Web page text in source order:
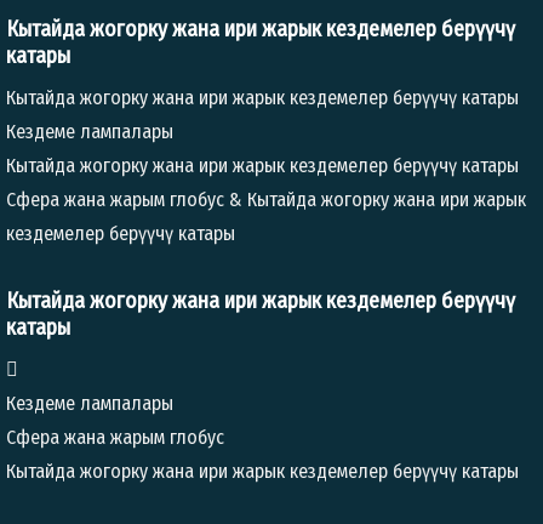
Кытайда жогорку жана ири жарык кездемелер берүүчү
катары
Кытайда жогорку жана ири жарык кездемелер берүүчү катары
Кездеме лампалары
Кытайда жогорку жана ири жарык кездемелер берүүчү катары
Сфера жана жарым глобус & Кытайда жогорку жана ири жарык
кездемелер берүүчү катары
Кытайда жогорку жана ири жарык кездемелер берүүчү
катары

Кездеме лампалары
Сфера жана жарым глобус
Кытайда жогорку жана ири жарык кездемелер берүүчү катары